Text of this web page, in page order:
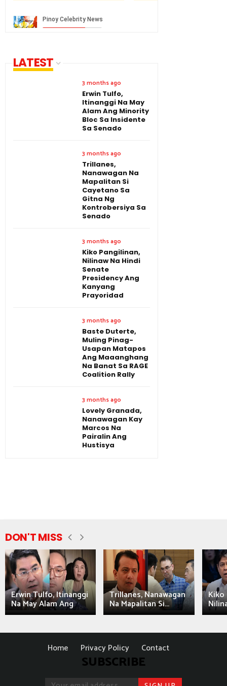
LATEST
3 months ago
Erwin Tulfo,
Itinanggi Na May
Alam Ang Minority
Bloc Sa Insidente
Sa Senado
3 months ago
Trillanes,
Nanawagan Na
Mapalitan Si
Cayetano Sa
Gitna Ng
Kontrobersiya Sa
Senado
3 months ago
Kiko Pangilinan,
Nilinaw Na Hindi
Senate
Presidency Ang
Kanyang
Prayoridad
3 months ago
Baste Duterte,
Muling Pinag-
Usapan Matapos
Ang Maaanghang
Na Banat Sa RAGE
Coalition Rally
3 months ago
Lovely Granada,
Nanawagan Kay
Marcos Na
Pairalin Ang
Hustisya
DON'T MISS
Erwin Tulfo, Itinanggi
Na May Alam Ang
Trillanes, Nanawagan
Na Mapalitan Si...
Kiko
Home Privacy Policy Contact
SUBSCRIBE